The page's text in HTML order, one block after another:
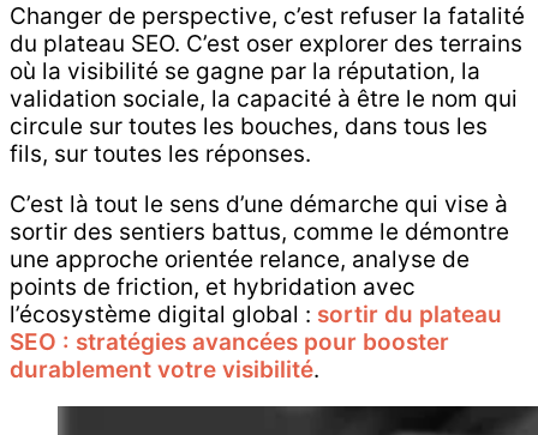
Changer de perspective, c’est refuser la fatalité
du plateau SEO. C’est oser explorer des terrains
où la visibilité se gagne par la réputation, la
validation sociale, la capacité à être le nom qui
circule sur toutes les bouches, dans tous les
fils, sur toutes les réponses.
C’est là tout le sens d’une démarche qui vise à
sortir des sentiers battus, comme le démontre
une approche orientée relance, analyse de
points de friction, et hybridation avec
l’écosystème digital global : sortir du plateau
SEO : stratégies avancées pour booster
durablement votre visibilité.